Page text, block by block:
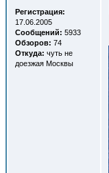
Регистрация:
17.06.2005
Сообщений: 5933
Обзоров: 74
Откуда: чуть не
доезжая Москвы